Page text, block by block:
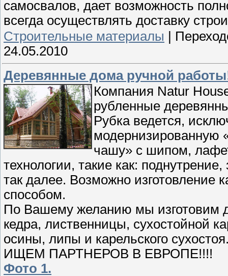
самосвалов, дает возможность
всегда осуществлять доставку
Строительные материалы
24.05.2010
Деревянные дома ручной
Компания Natur
рубленные
Рубка ведется,
модернизированную
чашу» с шипом,
технологии, такие как:
так далее. Возможно
способом.
По Вашему желанию мы изготовим
кедра, лиственницы, сухостойной
осины, липы и карельского
ИЩЕМ ПАРТНЕРОВ В ЕВРОПЕ!!!!
Фото 1.